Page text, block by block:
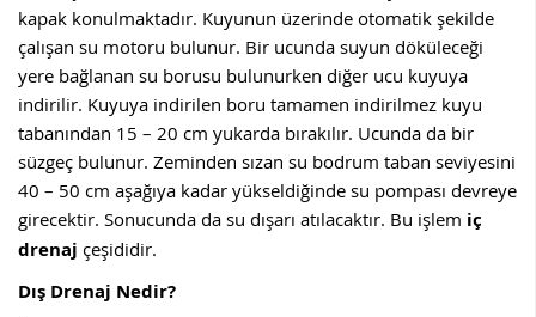
kapak konulmaktadır. Kuyunun üzerinde otomatik şekilde
çalışan su motoru bulunur. Bir ucunda suyun döküleceği
yere bağlanan su borusu bulunurken diğer ucu kuyuya
indirilir. Kuyuya indirilen boru tamamen indirilmez kuyu
tabanından 15 – 20 cm yukarda bırakılır. Ucunda da bir
süzgeç bulunur. Zeminden sızan su bodrum taban seviyesini
40 – 50 cm aşağıya kadar yükseldiğinde su pompası devreye
girecektir. Sonucunda da su dışarı atılacaktır. Bu işlem iç
drenaj çeşididir.
Dış Drenaj Nedir?